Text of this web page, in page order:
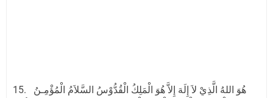
15. هُوَ اللهُ الَّذِيْ لاَ إِلَهَ إِلاَّ هُوَ الْمَلِكُ الْقُدُّوْسُ السَّلاَمُ الْمُؤْمِـنُ